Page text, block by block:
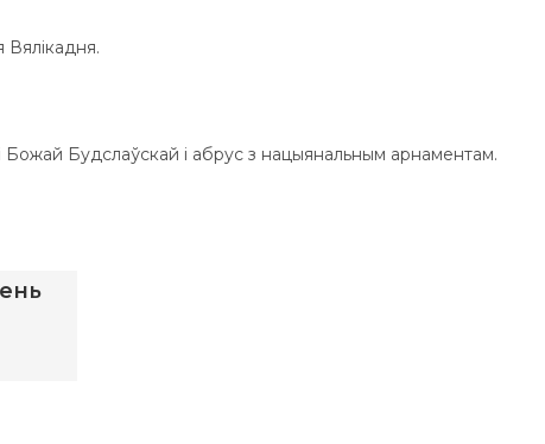
Будслаўскай і абрус з нацыянальным арнаментам.